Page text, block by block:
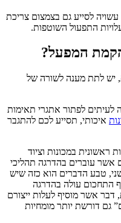
לסייע גם בצמצום צריכת
התפעול השוטפות.
המפעל?
יש לתת מענה לשורה של
לעיתים לפתור אתגרי תאימות
איכותי, תסייע לכם להתגבר
ראשונית במכונות וציוד
אשר עוברים בהדרגה תהליכי
טבע הדברים הוא כזה שיש
התחכום עולה בהדרגה
דבר אשר מוסיף לעלות ייצורם
גם דורשת יותר מומחיות